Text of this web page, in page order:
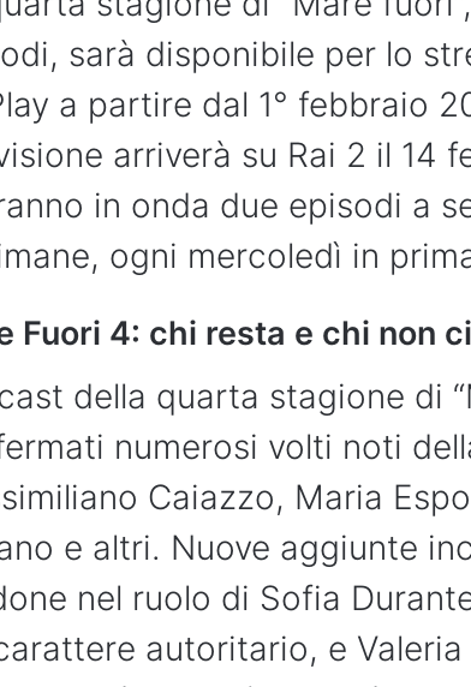
sarà disponibile per lo
a partire dal 1° febbraio
arriverà su Rai 2 il 14
in onda due episodi a
ogni mercoledì in
Fuori 4: chi resta e chi non
della quarta stagione di
numerosi volti noti
Caiazzo, Maria
e altri. Nuove aggiunte
nel ruolo di Sofia
autoritario, e Valeria